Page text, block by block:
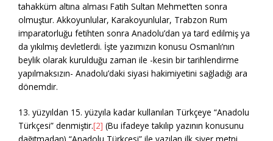
tahakküm altına alması Fatih Sultan Mehmet’ten sonra
olmuştur. Akkoyunlular, Karakoyunlular, Trabzon Rum
imparatorluğu fetihten sonra Anadolu’dan ya tard edilmiş ya
da yıkılmış devletlerdi. İşte yazımızın konusu Osmanlı’nın
beylik olarak kurulduğu zaman ile -kesin bir tarihlendirme
yapılmaksızın- Anadolu’daki siyasi hakimiyetini sağladığı ara
dönemdir.
13. yüzyıldan 15. yüzyıla kadar kullanılan Türkçeye “Anadolu
Türkçesi” denmiştir.[2] (Bu ifadeye takılıp yazının konusunu
dağıtmadan) “Anadolu Türkçesi” ile yazılan ilk siyer metni